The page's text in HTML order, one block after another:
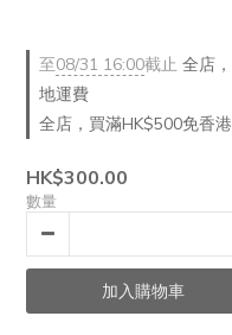
至08/31 16:00截止 全店
地運費
全店，買滿HK$500免香
HK$300.00
數量
加入購物車